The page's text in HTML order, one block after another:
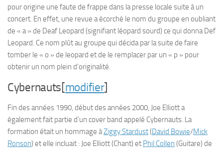
pour origine une faute de frappe dans la presse locale suite à un
concert. En effet, une revue a écorché le nom du groupe en oubliant
de « a » de Deaf Leopard (signifiant léopard sourd) ce qui donna Def
Leopard. Ce nom plût au groupe qui décida par la suite de faire
tomber le « o » de leopard et de le remplacer par un « p » pour
obtenir un nom plein d’originalité.
Cybernauts[modifier]
Fin des années 1990, début des années 2000, Joe Elliott a
également fait partie d’un cover band appelé Cybernauts. La
formation était un hommage àZiggy Stardust(David Bowie/Mick
Ronson) et elle incluait : Joe Elliott (Chant) et Phil Collen (Guitare) de